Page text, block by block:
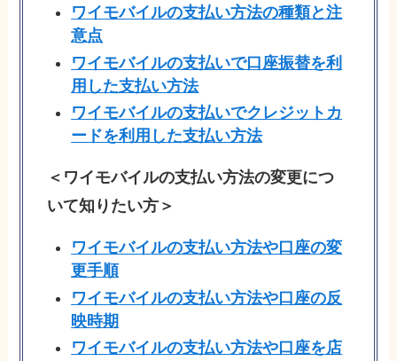
ワイモバイルの支払い方法の種類と注
意点
ワイモバイルの支払いで口座振替を利
用した支払い方法
ワイモバイルの支払いでクレジットカ
ードを利用した支払い方法
＜ワイモバイルの支払い方法の変更につ
いて知りたい方＞
ワイモバイルの支払い方法や口座の変
更手順
ワイモバイルの支払い方法や口座の反
映時期
ワイモバイルの支払い方法や口座を店